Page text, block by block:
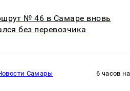
по
вертолета на
Таких
было с
№ 46 в Самаре вновь
без перевозчика
Самары 6 часов